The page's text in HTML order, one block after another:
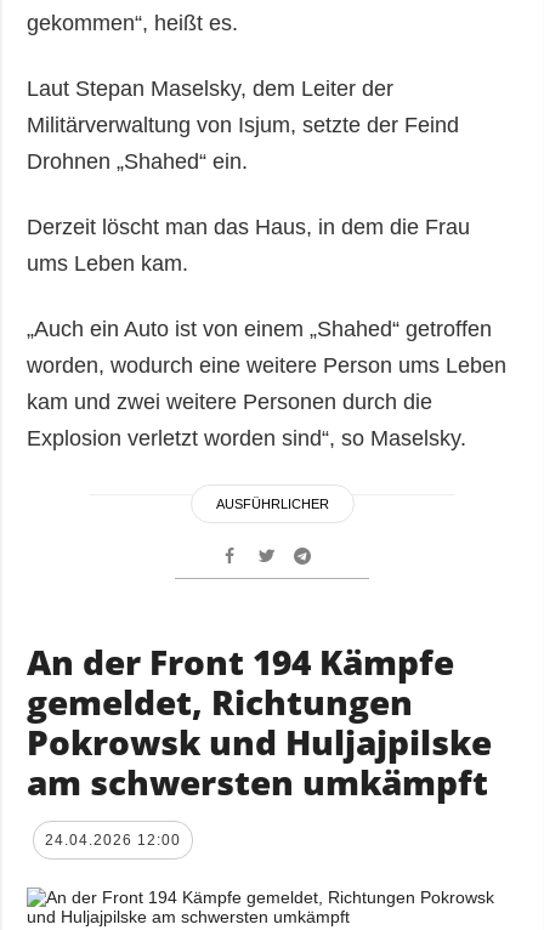
gekommen“, heißt es.
Laut Stepan Maselsky, dem Leiter der
Militärverwaltung von Isjum, setzte der Feind
Drohnen „Shahed“ ein.
Derzeit löscht man das Haus, in dem die Frau
ums Leben kam.
„Auch ein Auto ist von einem „Shahed“ getroffen
worden, wodurch eine weitere Person ums Leben
kam und zwei weitere Personen durch die
Explosion verletzt worden sind“, so Maselsky.
AUSFÜHRLICHER
An der Front 194 Kämpfe
gemeldet, Richtungen
Pokrowsk und Huljajpilske
am schwersten umkämpft
24.04.2026 12:00